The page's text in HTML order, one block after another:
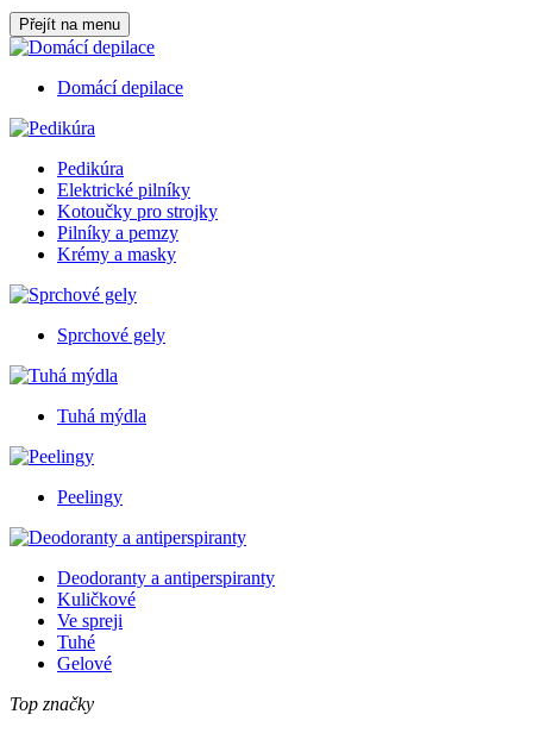
Přejít na menu
Domácí depilace
Pedikúra
Elektrické pilníky
Kotoučky pro strojky
Pilníky a pemzy
Krémy a masky
Sprchové gely
Tuhá mýdla
Peelingy
Deodoranty a antiperspiranty
Kuličkové
Ve spreji
Tuhé
Gelové
Top značky